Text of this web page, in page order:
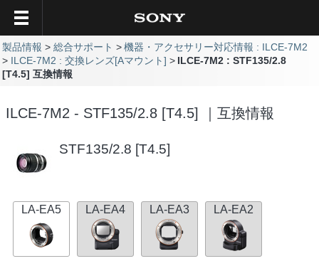
製品情報 総合サポート
機器・アクセサリー対応情報 : ILCE-7M2
ILCE-7M2 : 交換レンズ[Aマウント]
ILCE-7M2 : STF135/2.8
[T4.5] 互換情報
ILCE-7M2 - STF135/2.8 [T4.5] ｜互換情報
STF135/2.8 [T4.5]
LA-EA5 LA-EA4 LA-EA3 LA-EA2